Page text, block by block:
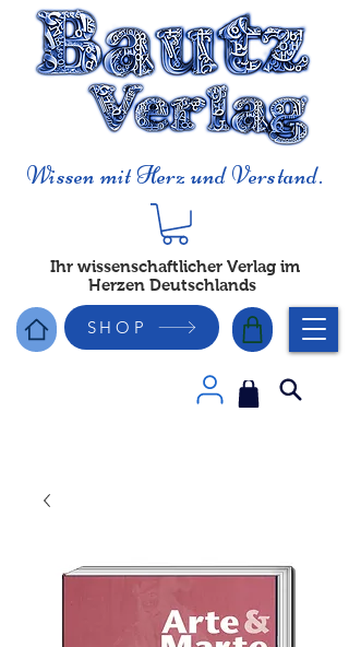
Wissen mit Herz und Verstand.
Ihr wissenschaftlicher Verlag im
Herzen Deutschlands
SHOP